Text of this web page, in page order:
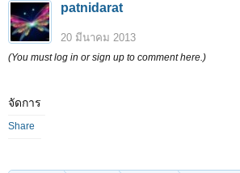
patnidarat
20 มีนาคม 2013
(You must log in or sign up to comment here.)
จัดการ
Share